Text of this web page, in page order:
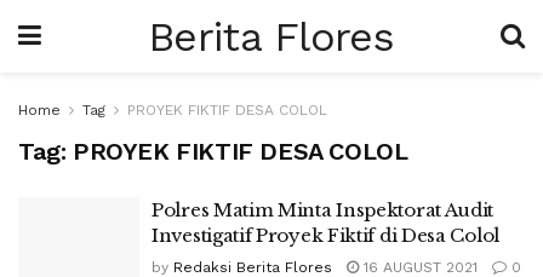
Berita Flores
Home Tag PROYEK FIKTIF DESA COLOL
Tag: PROYEK FIKTIF DESA COLOL
Polres Matim Minta Inspektorat Audit
Investigatif Proyek Fiktif di Desa Colol
by Redaksi Berita Flores 16 AUGUST 2021 0